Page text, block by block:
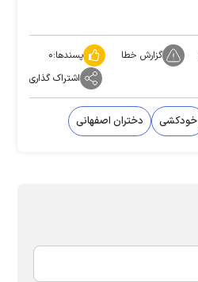
گزارش خطا پسندها:۰
اشتراک گذاری
خودکشی دختران اصفهانی